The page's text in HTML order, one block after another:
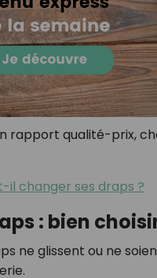
rapport qualité-prix,
il changer ses draps ?
: bien
ne glissent ou ne